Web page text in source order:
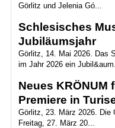
Görlitz und Jelenia Gó...
Schlesisches
Jubiläumsjahr
Görlitz, 14. Mai 2026. Das
im Jahr 2026 ein
Neues KRÖNUM
Premiere in
Görlitz, 23. März 2026. Die
Freitag, 27. März 20...